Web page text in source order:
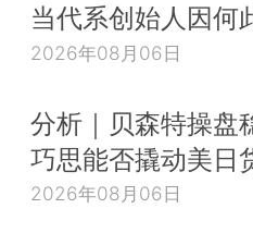
当代系创始人因何
2026年08月06日
分析｜贝森特操盘
巧思能否撬动美日
2026年08月06日